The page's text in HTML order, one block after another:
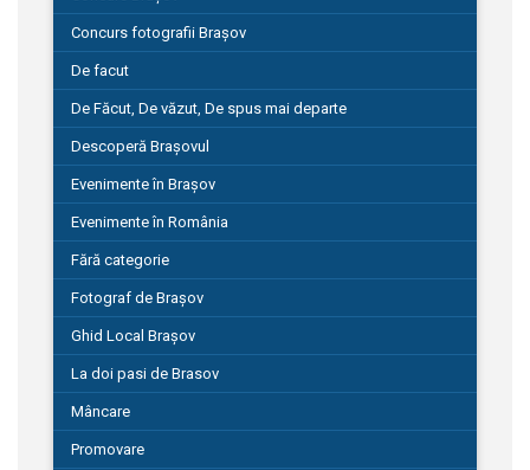
Concurs fotografii Brașov
De facut
De Făcut, De văzut, De spus mai departe
Descoperă Brașovul
Evenimente în Brașov
Evenimente în România
Fără categorie
Fotograf de Brașov
Ghid Local Brașov
La doi pasi de Brasov
Mâncare
Promovare